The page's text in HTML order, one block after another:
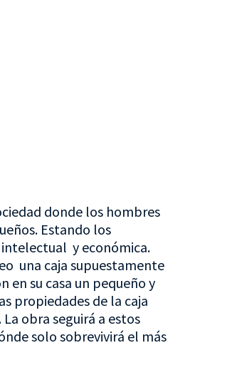
donde los hombres
Estando los
y económica.
una caja supuestamente
en su casa un pequeño y
propiedades de la caja
obra seguirá a estos
solo sobrevivirá el más